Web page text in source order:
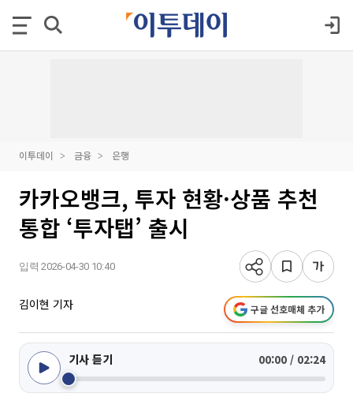
이투데이 금융 은행
카카오뱅크, 투자 현황·상품 추천
통합 ‘투자탭’ 출시
입력 2026-04-30 10:40
김이현 기자 구글 선호매체 추가
기사 듣기 00:00 / 02:24